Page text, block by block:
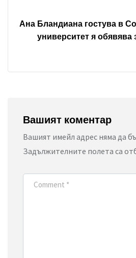
Ана Бландиана гостува в
университет я обявява
Вашият коментар
Вашият имейл адрес няма да
Задължителните полета са